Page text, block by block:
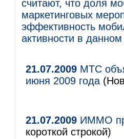
считают, что доля
маркетинговых
эффективность
активности в
21.07.2009 МТС
июня 2009 года
21.07.2009 ИММО
короткой строкой)